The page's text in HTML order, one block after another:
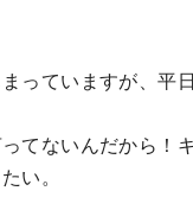
っていますが、平
てないんだから！
い。